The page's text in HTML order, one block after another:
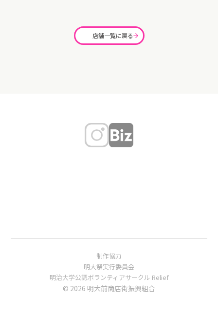
店舗一覧に戻る
制作協力
明大祭実行委員会
明治大学公認ボランティアサークル Relief
© 2026 明大前商店街振興組合